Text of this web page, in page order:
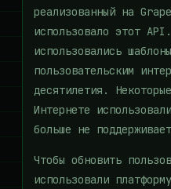
реализованный на
использовало этот
использовались
пользовательским
десятилетия.
Интернете
больше не
Чтобы обновить
использовали